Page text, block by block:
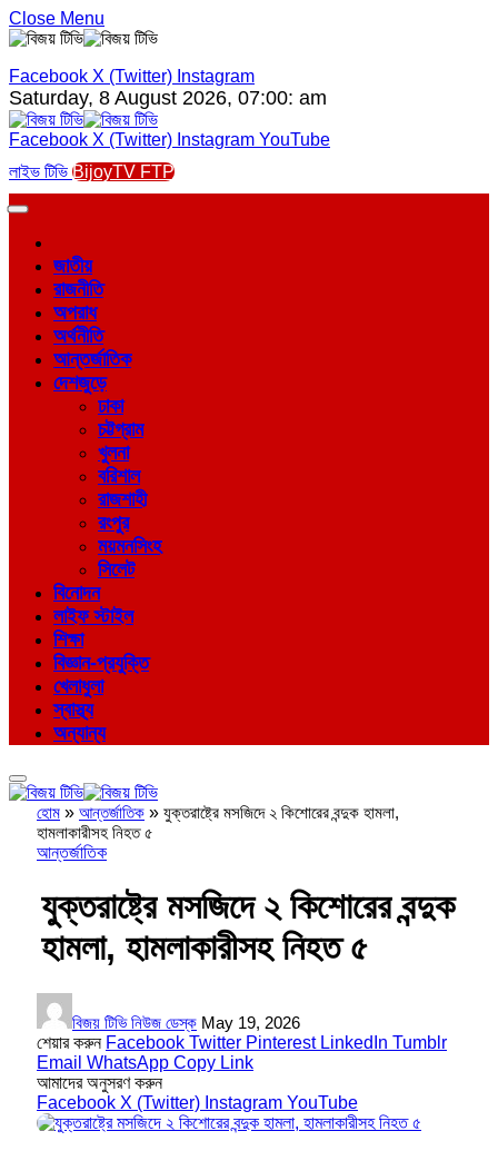
Close Menu
Facebook X (Twitter) Instagram
Saturday, 8 August 2026, 07:00: am
Facebook X (Twitter) Instagram YouTube
লাইভ টিভি BijoyTV FTP
জাতীয়
রাজনীতি
অপরাধ
অর্থনীতি
আন্তর্জাতিক
দেশজুড়ে
ঢাকা
চট্টগ্রাম
খুলনা
বরিশাল
রাজশাহী
রংপুর
ময়মনসিংহ
সিলেট
বিনোদন
লাইফ স্টাইল
শিক্ষা
বিজ্ঞান-প্রযুক্তি
খেলাধুলা
স্বাস্থ্য
অন্যান্য
হোম » আন্তর্জাতিক » যুক্তরাষ্ট্রে মসজিদে ২ কিশোরের বন্দুক হামলা,
হামলাকারীসহ নিহত ৫
আন্তর্জাতিক
যুক্তরাষ্ট্রে মসজিদে ২ কিশোরের বন্দুক
হামলা, হামলাকারীসহ নিহত ৫
বিজয় টিভি নিউজ ডেস্ক May 19, 2026
শেয়ার করুন Facebook Twitter Pinterest LinkedIn Tumblr
Email WhatsApp Copy Link
আমাদের অনুসরণ করুন
Facebook X (Twitter) Instagram YouTube